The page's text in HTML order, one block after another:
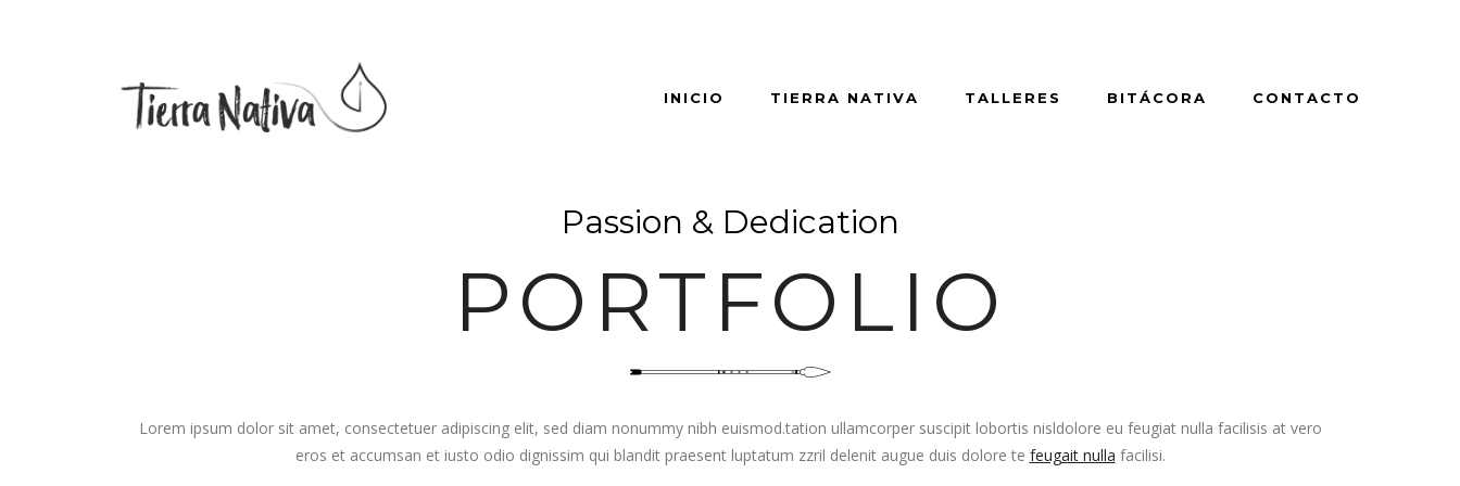
INICIO TIERRA NATIVA TALLERES BITÁCORA CONTACTO
Passion & Dedication
PORTFOLIO
Lorem ipsum dolor sit amet, consectetuer adipiscing elit, sed diam nonummy nibh euismod.tation ullamcorper suscipit lobortis nisldolore eu feugiat nulla facilisis at vero
eros et accumsan et iusto odio dignissim qui blandit praesent luptatum zzril delenit augue duis dolore te feugait nulla facilisi.